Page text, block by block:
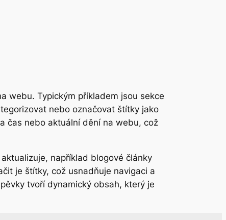
webu. Typickým příkladem jsou sekce
nebo označovat štítky jako
čas nebo aktuální dění na webu, což
například blogové články
je štítky, což usnadňuje navigaci a
tvoří dynamický obsah, který je